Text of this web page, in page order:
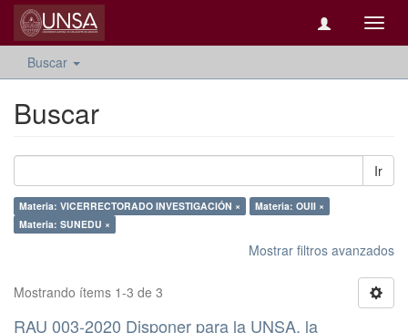
Buscar
Buscar
Ir
Materia: VICERRECTORADO INVESTIGACIÓN ×
Materia: OUII ×
Materia: SUNEDU ×
Mostrar filtros avanzados
Mostrando ítems 1-3 de 3
RAU 003-2020 Disponer para la UNSA, la